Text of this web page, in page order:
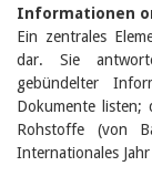
Informationen
Ein zentrales
dar. Sie
gebündelter
Dokumente listen;
Rohstoffe (von
Internationales